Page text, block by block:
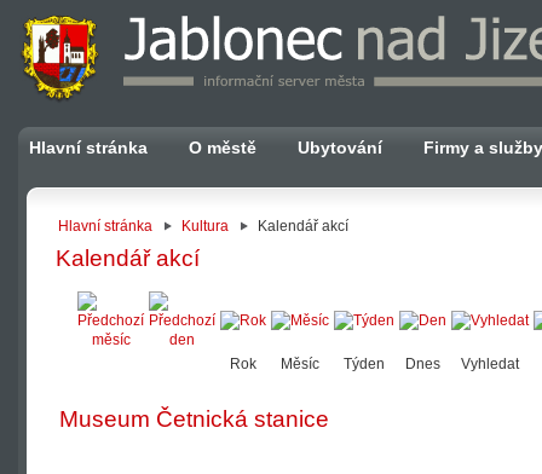
Hlavní stránka O městě Ubytování Firmy a služby
Hlavní stránka Kultura Kalendář akcí
Kalendář akcí
Rok Měsíc Týden Dnes Vyhledat
Museum Četnická stanice